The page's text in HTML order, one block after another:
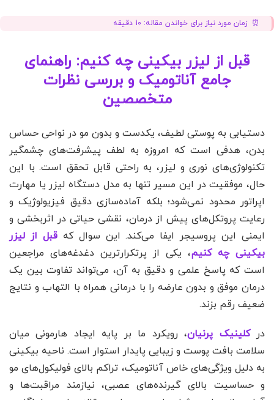
زمان مورد نیاز برای خواندن مقاله: 10 دقیقه
قبل از لیزر بیکینی چه کنیم: راهنمای
جامع آناتومیک و بررسی نظرات
متخصصین
دستیابی به پوستی لطیف، یکدست و بدون مو در نواحی حساس
بدن، هدفی است که امروزه به لطف پیشرفت‌های چشمگیر
تکنولوژی‌های نوری و لیزر، به راحتی قابل تحقق است. با این
حال، موفقیت در این مسیر تنها به مدل دستگاه لیزر یا مهارت
اپراتور محدود نمی‌شود؛ بلکه آماده‌سازی دقیق فیزیولوژیک و
رعایت پروتکل‌های پیش از درمان، نقشی حیاتی در اثربخشی و
ایمنی این پروسیجر ایفا می‌کند. این سوال کهقبل از لیزر
بیکینی چه کنیم، یکی از پرتکرارترین دغدغه‌های مراجعین
است که پاسخ علمی و دقیق به آن، می‌تواند تفاوت بین یک
درمان موفق و بدون عارضه را با درمانی همراه با التهاب و نتایج
ضعیف رقم بزند.
درکلینیک پرنیان، رویکرد ما بر پایه ایجاد هارمونی میان
سلامت بافت پوست و زیبایی پایدار استوار است. ناحیه بیکینی
به دلیل ویژگی‌های خاص آناتومیک، تراکم بالای فولیکول‌های مو
و حساسیت بالای گیرنده‌های عصبی، نیازمند مراقبت‌ها و